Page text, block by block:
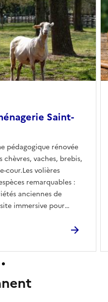
Saint-
pédagogique rénovée
vaches, brebis,
cour.Les volières
remarquables :
anciennes de
immersive pour
sensibilisation menées